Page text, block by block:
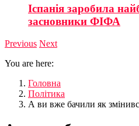
Іспанія заробила
засновники ФІФА
Previous Next
You are here:
Головна
Політика
А ви вже бачили як